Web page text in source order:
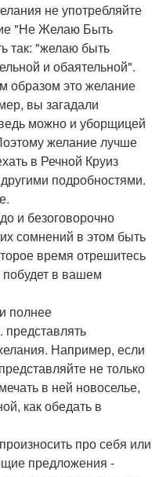
не употребляйте
"Не Желаю Быть
так: "желаю быть
и обаятельной".
образом это желание
вы загадали
можно и уборщицей
желание лучше
в Речной Круиз
подробностями.
и безоговорочно
сомнений в этом быть
время отрешитесь
побудет в вашем
полнее
представлять
Например, если
не только
в ней новоселье,
как обедать в
про себя или
предложения -